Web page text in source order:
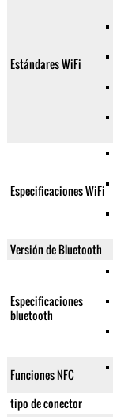
Estándares WiFi
Especificaciones WiFi
Versión de Bluetooth
Especificaciones
bluetooth
Funciones NFC
tipo de conector